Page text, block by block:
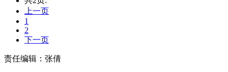
上一页
1
2
下一页
责任编辑：张倩